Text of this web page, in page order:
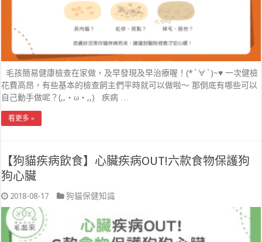
毛孩簡易健康檢查在家做，及早發現及早治療喔！(*´∀`)~♥ 一次健檢
花費高昂，有些基本的檢查飼主們平時就可以做啦～ 那倒底有哪些可以
自己動手做呢？(,,・ω・,,) 疾病 …
看更多 »
【狗貓疾病飲食】心臟疾病OUT!六款食物保護狗
狗心臟
2018-08-17 狗貓保健知識